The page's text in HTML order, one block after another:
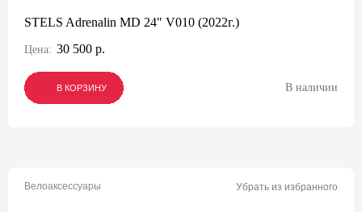
STELS Adrenalin MD 24" V010 (2022г.)
Цена: 30 500 р.
В КОРЗИНУ
В КОРЗИНУ
В КОРЗИНУ В наличии
Велоаксессуары Убрать из избранного